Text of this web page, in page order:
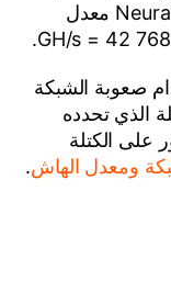
لجميع المعدنين في xna الشبكة. حاليا Neurai معدل
صعوبة الشبكة
الذي تحدده
على الكتلة
ومعدل الهاش.